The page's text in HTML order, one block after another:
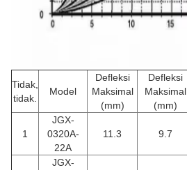
Tidak,
tidak.
Model
Defleksi
Maksimal
(mm)
Defleksi
Maksimal
(mm)
1
JGX-
0320A-
22A
11.3 9.7
JGX-